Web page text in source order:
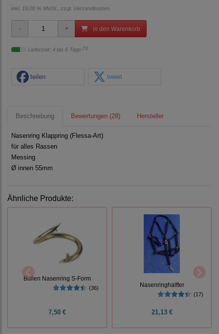
inkl. 19,00 % MwSt., zzgl. Versandkosten
in den Warenkorb
Lieferzeit: 4 bis 6 Tage [*2]
teilen tweet
Beschreibung Bewertungen (28) Hersteller
Nasenring Klappring (Flessa-Art)
für alles Rassen
Messing
Ø innen 55mm
Ähnliche Produkte:
Bullen Nasenring S-Form
(36)
7,50 €
Nasenringhalfter
(17)
21,13 €